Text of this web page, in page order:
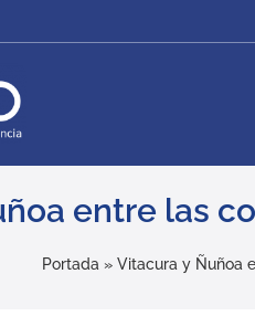
entre las
Portada » Vitacura y Ñuñoa